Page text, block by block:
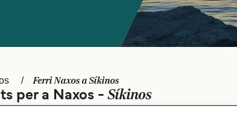
Ferri Naxos a Síkinos
per a Naxos -Síkinos